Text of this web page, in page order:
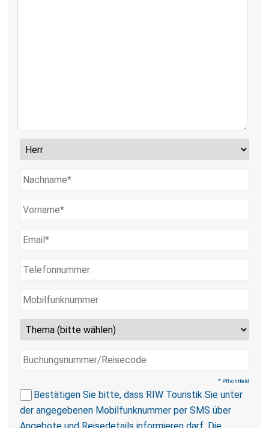
* Pflichtfeld
Bestätigen Sie bitte, dass RIW Touristik Sie unter
der angegebenen Mobilfunknummer per SMS über